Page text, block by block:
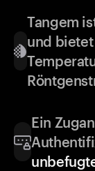
Tangem
und
Ein